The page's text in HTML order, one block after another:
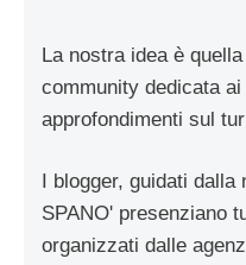
La nostra idea è
community dedicata
approfondimenti sul
I blogger, guidati
SPANO' presenziano
organizzati dalle